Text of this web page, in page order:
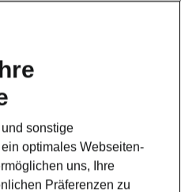
sonstige
optimales Webseiten-
uns, Ihre
Präferenzen zu